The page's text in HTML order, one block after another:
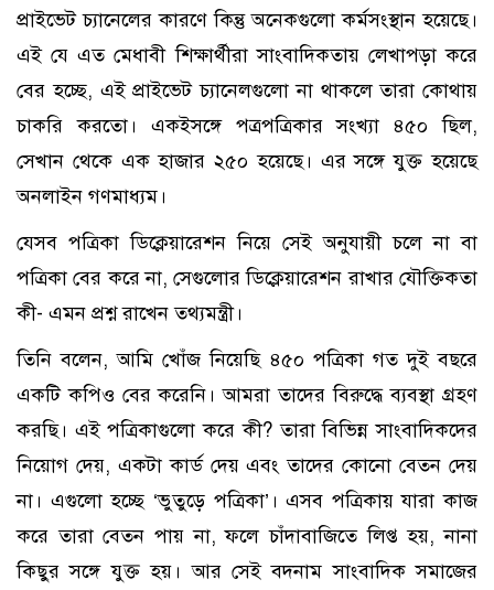
প্রাইভেট চ্যানেলের কারণে কিন্তু অনেকগুলো কর্মসংস্থান হয়েছে।
এই যে এত মেধাবী শিক্ষার্থীরা সাংবাদিকতায় লেখাপড়া করে
বের হচ্ছে, এই প্রাইভেট চ্যানেলগুলো না থাকলে তারা কোথায়
চাকরি করতো। একইসঙ্গে পত্রপত্রিকার সংখ্যা ৪৫০ ছিল,
সেখান থেকে এক হাজার ২৫০ হয়েছে। এর সঙ্গে যুক্ত হয়েছে
অনলাইন গণমাধ্যম।
যেসব পত্রিকা ডিক্লেয়ারেশন নিয়ে সেই অনুযায়ী চলে না বা
পত্রিকা বের করে না, সেগুলোর ডিক্লেয়ারেশন রাখার যৌক্তিকতা
কী- এমন প্রশ্ন রাখেন তথ্যমন্ত্রী।
তিনি বলেন, আমি খোঁজ নিয়েছি ৪৫০ পত্রিকা গত দুই বছরে
একটি কপিও বের করেনি। আমরা তাদের বিরুদ্ধে ব্যবস্থা গ্রহণ
করছি। এই পত্রিকাগুলো করে কী? তারা বিভিন্ন সাংবাদিকদের
নিয়োগ দেয়, একটা কার্ড দেয় এবং তাদের কোনো বেতন দেয়
না। এগুলো হচ্ছে ‘ভুতুড়ে পত্রিকা’। এসব পত্রিকায় যারা কাজ
করে তারা বেতন পায় না, ফলে চাঁদাবাজিতে লিপ্ত হয়, নানা
কিছুর সঙ্গে যুক্ত হয়। আর সেই বদনাম সাংবাদিক সমাজের